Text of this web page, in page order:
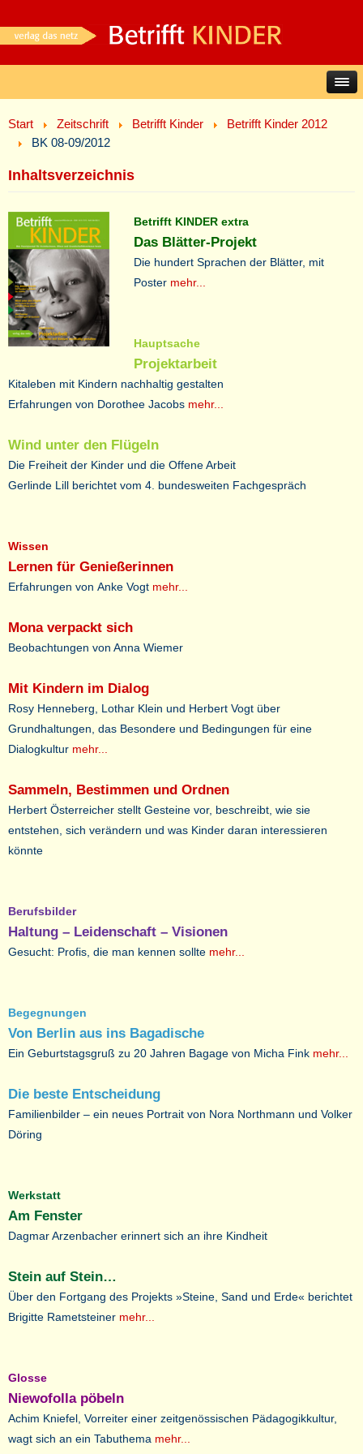
Start Zeitschrift Betrifft Kinder
Betrifft Kinder 2012
BK 08-09/2012
Inhaltsverzeichnis
Betrifft KINDER extra
Das Blätter-Projekt
Die hundert Sprachen der Blätter, mit
Poster mehr...
Hauptsache
Projektarbeit
Kitaleben mit Kindern nachhaltig gestalten
Erfahrungen von Dorothee Jacobs mehr...
Wind unter den Flügeln
Die Freiheit der Kinder und die Offene Arbeit
Gerlinde Lill berichtet vom 4. bundesweiten Fachgespräch
Wissen
Lernen für Genießerinnen
Erfahrungen von Anke Vogt mehr...
Mona verpackt sich
Beobachtungen von Anna Wiemer
Mit Kindern im Dialog
Rosy Henneberg, Lothar Klein und Herbert Vogt über
Grundhaltungen, das Besondere und Bedingungen für eine
Dialogkultur mehr...
Sammeln, Bestimmen und Ordnen
Herbert Österreicher stellt Gesteine vor, beschreibt, wie sie
entstehen, sich verändern und was Kinder daran interessieren
könnte
Berufsbilder
Haltung – Leidenschaft – Visionen
Gesucht: Profis, die man kennen sollte mehr...
Begegnungen
Von Berlin aus ins Bagadische
Ein Geburtstagsgruß zu 20 Jahren Bagage von Micha Fink mehr...
Die beste Entscheidung
Familienbilder – ein neues Portrait von Nora Northmann und Volker
Döring
Werkstatt
Am Fenster
Dagmar Arzenbacher erinnert sich an ihre Kindheit
Stein auf Stein…
Über den Fortgang des Projekts »Steine, Sand und Erde« berichtet
Brigitte Rametsteiner mehr...
Glosse
Niewofolla pöbeln
Achim Kniefel, Vorreiter einer zeitgenössischen Pädagogikkultur,
wagt sich an ein Tabuthema mehr...